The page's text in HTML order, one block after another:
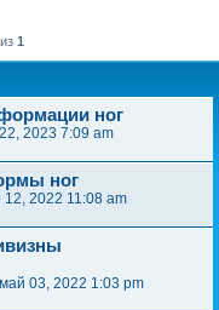
из 1
ног
2023 7:09 am
ног
12, 2022 11:08 am
03, 2022 1:03 pm